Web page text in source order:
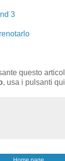
3
questo
, usa i pulsanti